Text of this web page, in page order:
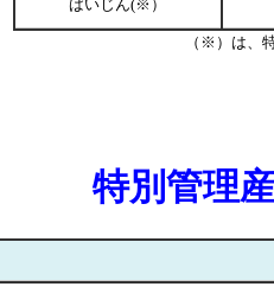
ばいじん(※）
（※）は、
特別管理産